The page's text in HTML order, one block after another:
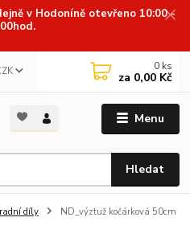
v Hodoníně otevřeno 10:00 -
Menu
Hledat
0 ks
za 0,00 Kč
díly
ND_výztuž kočárková 50cm